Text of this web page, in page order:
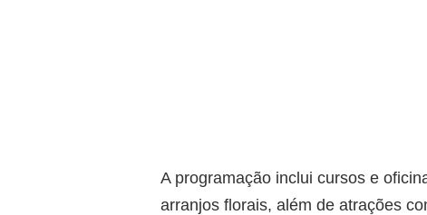
A programação inclui cursos e
arranjos florais, além de atrações